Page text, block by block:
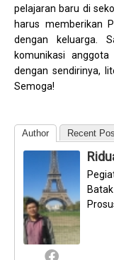
pelajaran baru di
harus memberikan
dengan keluarga.
komunikasi
dengan sendirinya,
Semoga!
Author Recent